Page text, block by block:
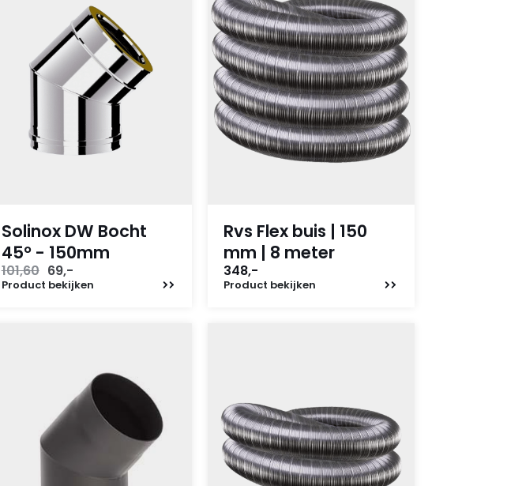
Solinox DW Bocht
45° - 150mm
101,60 Oorspronkelijke
prijs
69,-Huidige
prijs
Product bekijken
Rvs Flex buis | 150
mm | 8 meter
348,-
Product bekijken